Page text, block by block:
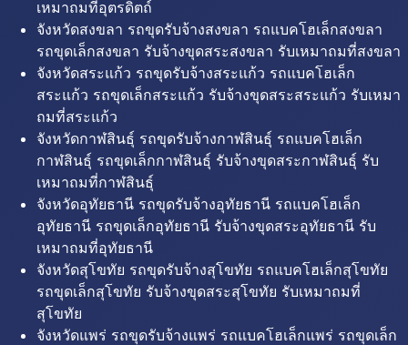
เหมาถมที่อุตรดิตถ์
จังหวัดสงขลา รถขุดรับจ้างสงขลา รถแบคโฮเล็กสงขลา
รถขุดเล็กสงขลา รับจ้างขุดสระสงขลา รับเหมาถมที่สงขลา
จังหวัดสระแก้ว รถขุดรับจ้างสระแก้ว รถแบคโฮเล็ก
สระแก้ว รถขุดเล็กสระแก้ว รับจ้างขุดสระสระแก้ว รับเหมา
ถมที่สระแก้ว
จังหวัดกาฬสินธุ์ รถขุดรับจ้างกาฬสินธุ์ รถแบคโฮเล็ก
กาฬสินธุ์ รถขุดเล็กกาฬสินธุ์ รับจ้างขุดสระกาฬสินธุ์ รับ
เหมาถมที่กาฬสินธุ์
จังหวัดอุทัยธานี รถขุดรับจ้างอุทัยธานี รถแบคโฮเล็ก
อุทัยธานี รถขุดเล็กอุทัยธานี รับจ้างขุดสระอุทัยธานี รับ
เหมาถมที่อุทัยธานี
จังหวัดสุโขทัย รถขุดรับจ้างสุโขทัย รถแบคโฮเล็กสุโขทัย
รถขุดเล็กสุโขทัย รับจ้างขุดสระสุโขทัย รับเหมาถมที่
สุโขทัย
จังหวัดแพร่ รถขุดรับจ้างแพร่ รถแบคโฮเล็กแพร่ รถขุดเล็ก